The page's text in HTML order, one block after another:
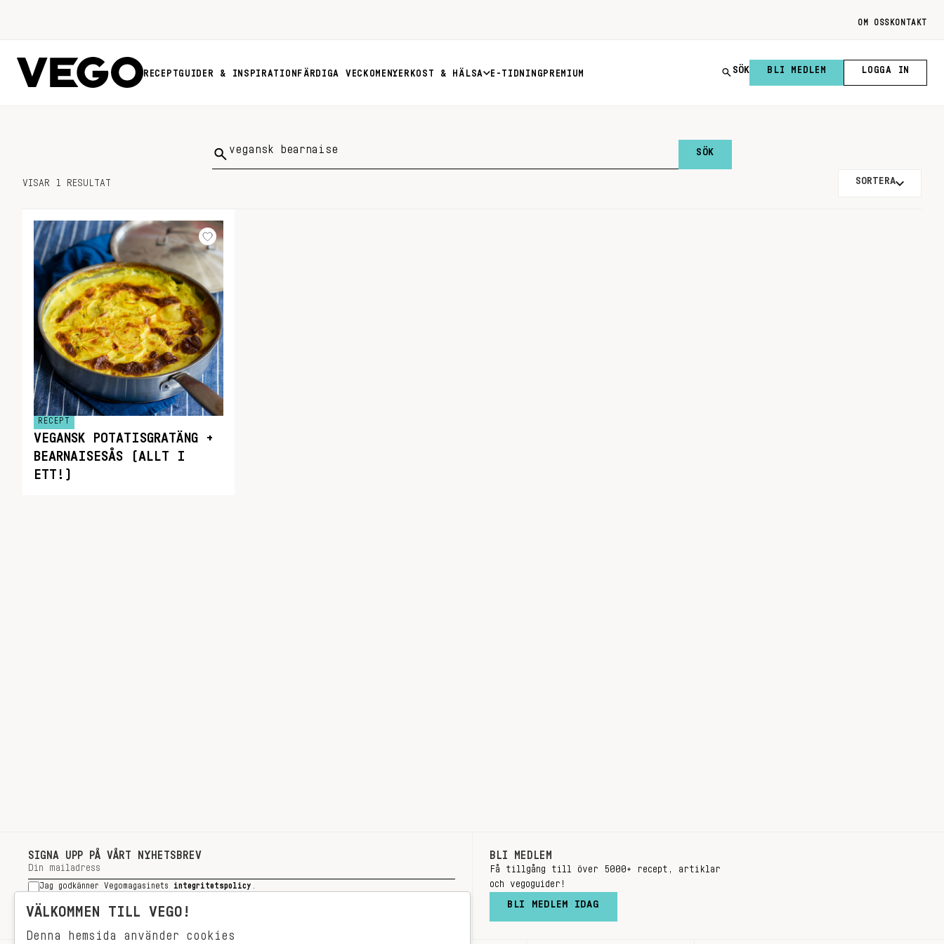
OM OSS KONTAKT
RECEPTGUIDER & INSPIRATION FÄRDIGA VECKOMENYER KOST & HÄLSA E-TIDNING PREMIUM SÖK BLI MEDLEM LOGGA IN
Sök
VISAR 1 RESULTAT SORTERA
RECEPT
VEGANSK POTATISGRATÄNG +
BEARNAISESÅS (ALLT I
ETT!)
SIGNA UPP PÅ VÅRT NYHETSBREV
Jag godkänner Vegomagasinets integritetspolicy
SIGNA UPP
BLI MEDLEM
Få tillgång till över 5000+ recept, artiklar
och vegoguider!
BLI MEDLEM IDAG
VÄLKOMMEN TILL VEGO!
Denna hemsida använder cookies